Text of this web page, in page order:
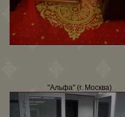
"Альфа" (г. Москва)